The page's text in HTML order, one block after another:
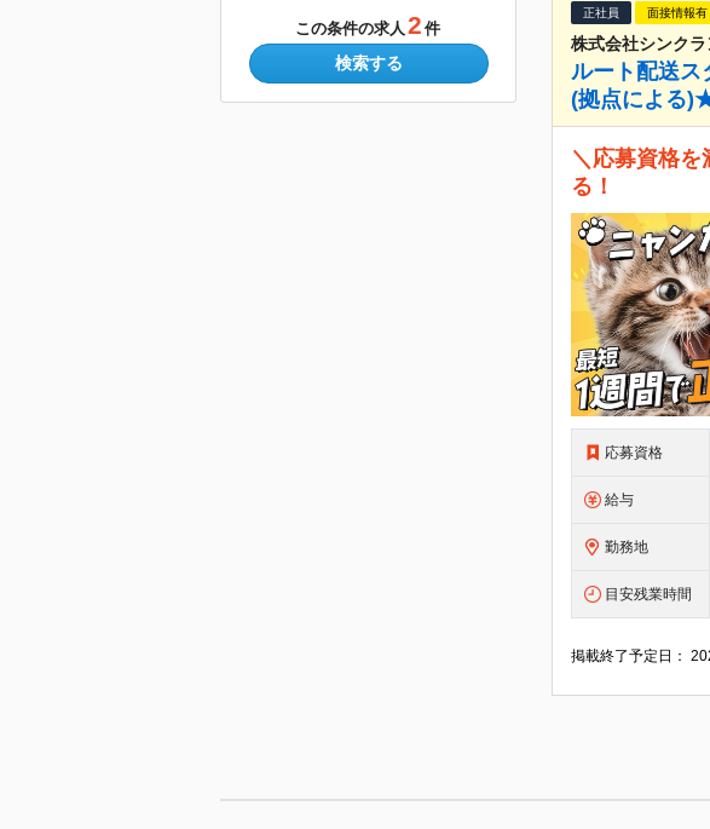
この条件の求人 2 件
検索する
正社員 面接情報有
株式会社シンクラ
ルート配送
(拠点による
＼応募資格
る！
応募資格
給与
勤務地
目安残業時間
掲載終了予定日：